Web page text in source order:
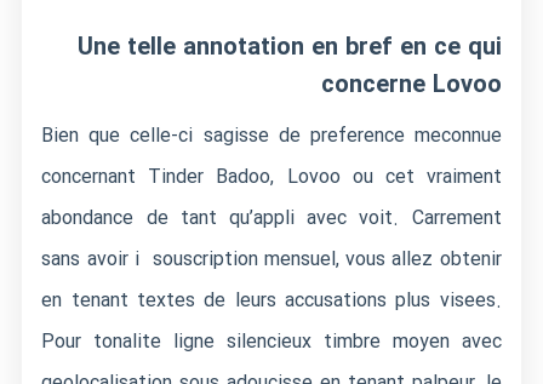
Une telle annotation en bref en ce qui
concerne Lovoo
Bien que celle-ci sagisse de preference meconnue
concernant Tinder Badoo, Lovoo ou cet vraiment
abondance de tant qu’appli avec voit. Carrement
sans avoir i souscription mensuel, vous allez obtenir
en tenant textes de leurs accusations plus visees.
Pour tonalite ligne silencieux timbre moyen avec